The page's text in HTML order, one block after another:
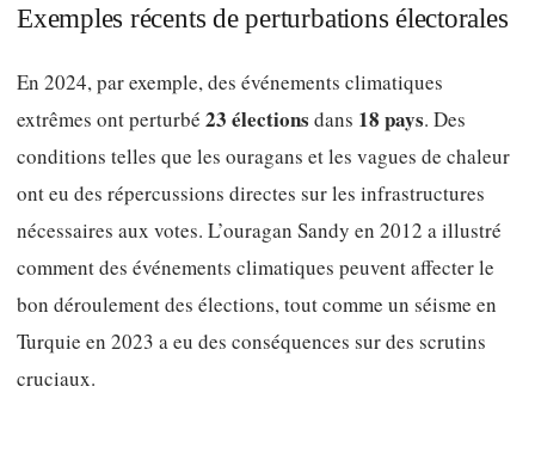
Exemples récents de perturbations électorales
En 2024, par exemple, des événements climatiques
extrêmes ont perturbé 23 élections dans 18 pays. Des
conditions telles que les ouragans et les vagues de chaleur
ont eu des répercussions directes sur les infrastructures
nécessaires aux votes. L’ouragan Sandy en 2012 a illustré
comment des événements climatiques peuvent affecter le
bon déroulement des élections, tout comme un séisme en
Turquie en 2023 a eu des conséquences sur des scrutins
cruciaux.